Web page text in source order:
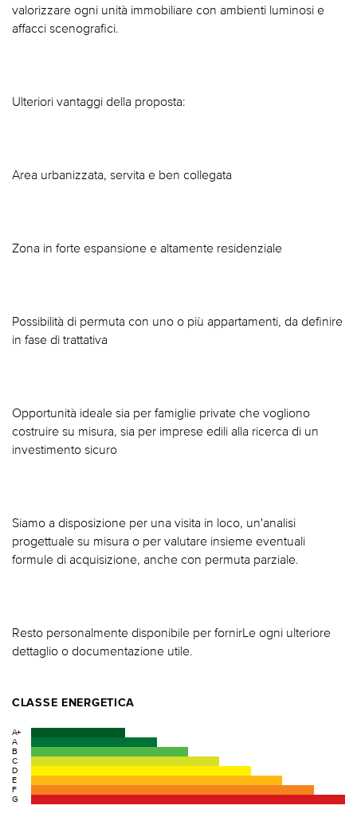
valorizzare ogni unità immobiliare con ambienti luminosi e
affacci scenografici.
Ulteriori vantaggi della proposta:
Area urbanizzata, servita e ben collegata
Zona in forte espansione e altamente residenziale
Possibilità di permuta con uno o più appartamenti, da definire
in fase di trattativa
Opportunità ideale sia per famiglie private che vogliono
costruire su misura, sia per imprese edili alla ricerca di un
investimento sicuro
Siamo a disposizione per una visita in loco, un'analisi
progettuale su misura o per valutare insieme eventuali
formule di acquisizione, anche con permuta parziale.
Resto personalmente disponibile per fornirLe ogni ulteriore
dettaglio o documentazione utile.
CLASSE ENERGETICA
A+
A
B
C
D
E
F
G